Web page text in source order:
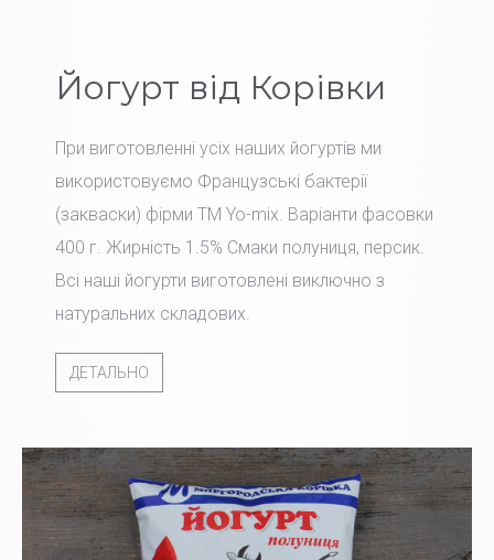
Йогурт від Корівки
При виготовленні усіх наших йогуртів ми
використовуємо Французські бактерії
(закваски) фірми TM Yo-mix. Варіанти фасовки
400 г. Жирність 1.5% Смаки полуниця, персик.
Всі наші йогурти виготовлені виключно з
натуральних складових.
ДЕТАЛЬНО